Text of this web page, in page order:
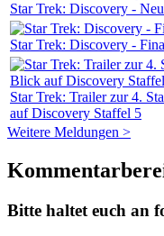
Star Trek: Discovery -
Star Trek: Discovery -
Star Trek: Trailer zur 4.
auf Discovery Staffel 5
Weitere Meldungen >
Bitte haltet euch an